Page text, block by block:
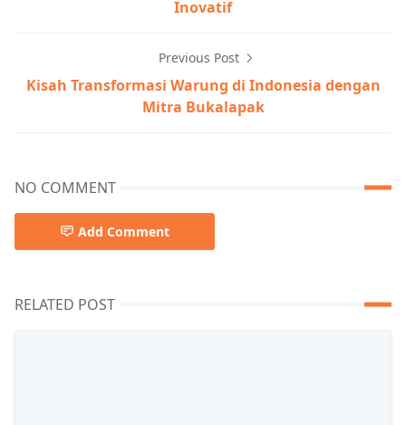
Inovatif
Previous Post
Kisah Transformasi Warung di Indonesia dengan
Mitra Bukalapak
NO COMMENT
Add Comment
RELATED POST